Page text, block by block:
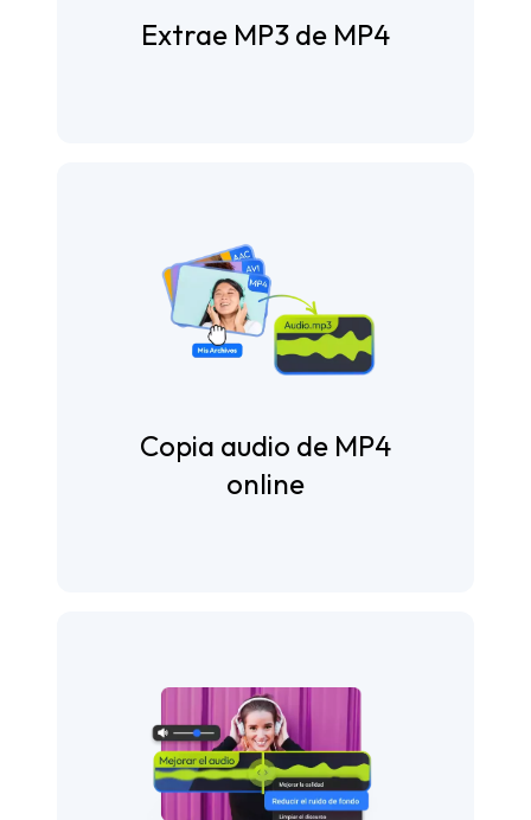
Extrae MP3 de MP4
Copia audio de MP4
online